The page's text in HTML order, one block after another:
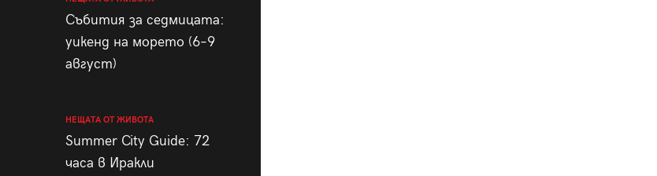
Събития за седмицата:
уикенд на морето (6–9
август)
НЕЩАТА ОТ ЖИВОТА
Summer City Guide: 72
часа в Иракли
28